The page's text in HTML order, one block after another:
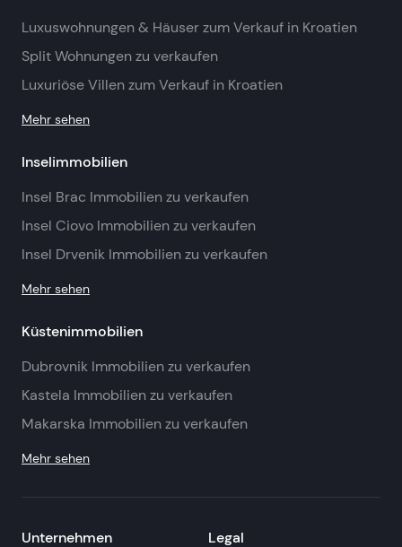
Luxuswohnungen & Häuser zum Verkauf in Kroatien
Split Wohnungen zu verkaufen
Luxuriöse Villen zum Verkauf in Kroatien
Mehr sehen
Inselimmobilien
Insel Brac Immobilien zu verkaufen
Insel Ciovo Immobilien zu verkaufen
Insel Drvenik Immobilien zu verkaufen
Mehr sehen
Küstenimmobilien
Dubrovnik Immobilien zu verkaufen
Kastela Immobilien zu verkaufen
Makarska Immobilien zu verkaufen
Mehr sehen
Unternehmen Legal